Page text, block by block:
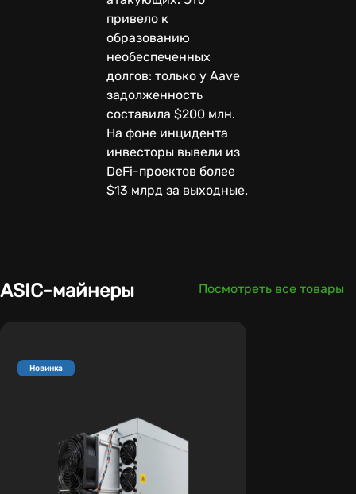
привело к
образованию
необеспеченных
долгов: только у Aave
задолженность
составила $200 млн.
На фоне инцидента
инвесторы вывели из
DeFi-проектов более
$13 млрд за выходные.
ASIC-майнеры Посмотреть все товары
Новинка